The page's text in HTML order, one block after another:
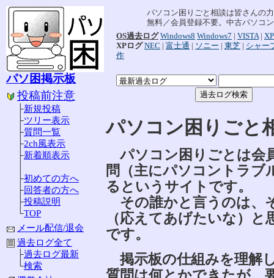
パソ困掲示板
投稿前注意
├新規投稿
├ツリー表示
├質問一覧
├2ch風表示
├新着順表示
├初めての方へ
├回答者の方へ
├投稿説明
└TOP
メール配信/退会
過去ログ全て
├過去ログ最新
└検索
パソコン困りごと相談は皆さんの
無料／会員登録不要。中古パソコ
OS過去ログ Windows8 Windows7 | VISTA| XP
XPログ NEC | 富士通 | ソニー | 東芝 | シャー
作
パソコン困りご
パソコン困りごとは会
問（主にパソコントラブ
るというサイトです。
その誰かと言うのは、
（応えてあげたいな）
です。
掲示板の仕組みを理解
質問は何とかできたが、